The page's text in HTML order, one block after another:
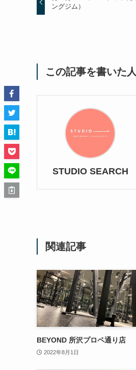
ングジム）
この記事を書いた人
STUDIO SEARCH
関連記事
BEYOND 所沢プロペ通り店
2022年8月1日